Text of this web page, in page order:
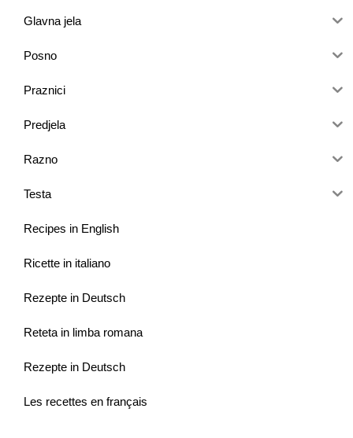
Glavna jela
Posno
Praznici
Predjela
Razno
Testa
Recipes in English
Ricette in italiano
Rezepte in Deutsch
Reteta in limba romana
Rezepte in Deutsch
Les recettes en français